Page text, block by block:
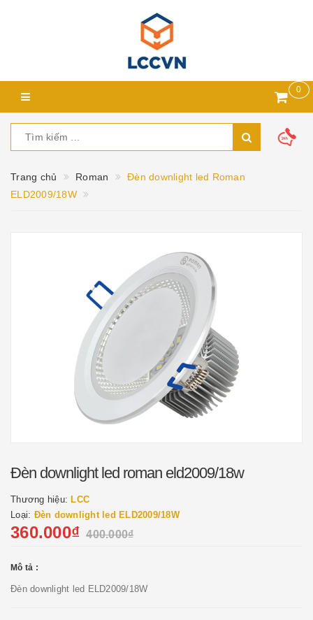
0
Trang chủ Roman
Đèn downlight led Roman
ELD2009/18W
Đèn downlight led roman eld2009/18w
Thương hiệu: LCC
Loại: Đèn downlight led ELD2009/18W
360.000₫ 400.000₫
Mô tả :
Đèn downlight led ELD2009/18W